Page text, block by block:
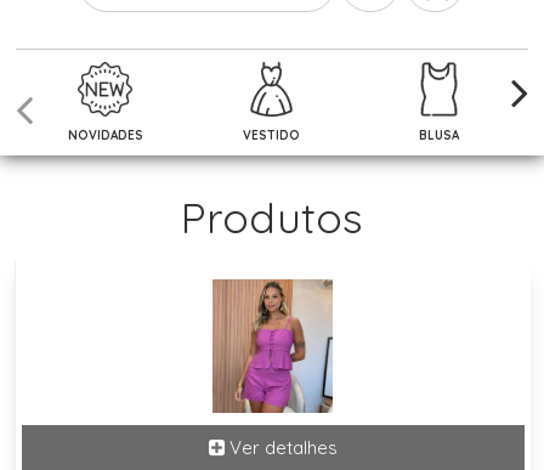
NOVIDADES VESTIDO BLUSA
Produtos